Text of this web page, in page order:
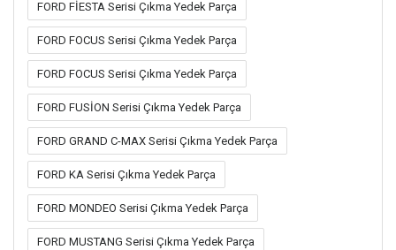
FORD FİESTA Serisi Çıkma Yedek Parça
FORD FOCUS Serisi Çıkma Yedek Parça
FORD FOCUS Serisi Çıkma Yedek Parça
FORD FUSİON Serisi Çıkma Yedek Parça
FORD GRAND C-MAX Serisi Çıkma Yedek Parça
FORD KA Serisi Çıkma Yedek Parça
FORD MONDEO Serisi Çıkma Yedek Parça
FORD MUSTANG Serisi Çıkma Yedek Parça